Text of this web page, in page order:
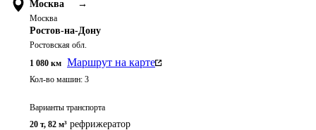
Москва →
Москва
Ростов-на-Дону
Ростовская обл.
1 080 км Маршрут на карте
Кол-во машин: 3
Варианты транспорта
20 т, 82 м³ рефрижератор